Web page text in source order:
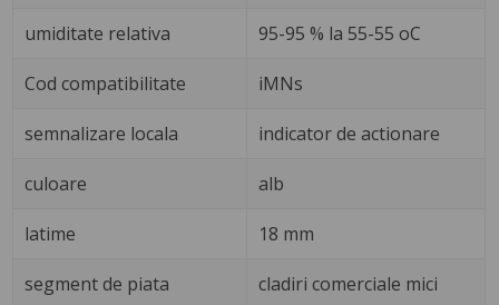
umiditate relativa 95-95 % la 55-55 oC
Cod compatibilitate iMNs
semnalizare locala indicator de actionare
culoare alb
latime 18 mm
segment de piata cladiri comerciale mici